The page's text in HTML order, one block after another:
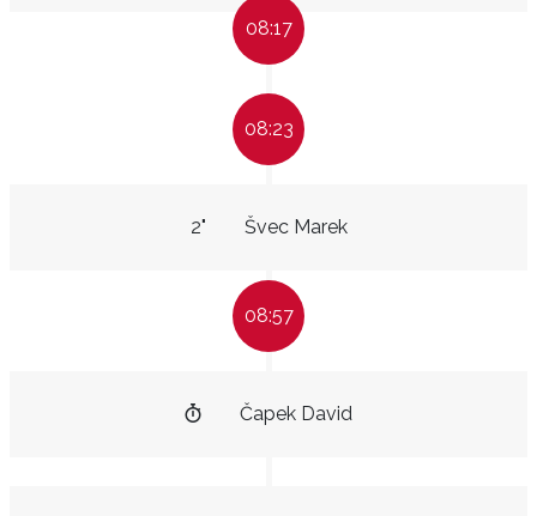
08:17
08:23
Švec Marek
2"
08:57
Čapek David